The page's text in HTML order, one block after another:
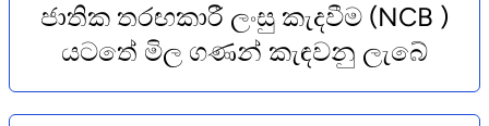
ජාතික තරඟකාරී ලංසු කැදවීම (NCB )
යටතේ මිල ගණන් කැඳවනු ලැබේ